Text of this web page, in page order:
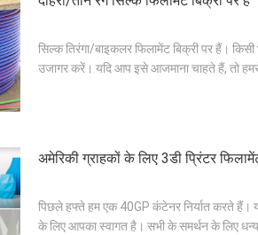
सिल्क तिरंगा/बाइकलर फिलामेंट बिक्री पर हैं।
उजागर करें। यदि आप इसे आजमाना चाहते हैं, तो
अमेरिकी ग्राहकों के लिए 3डी प्रिंटर
पिछले हफ्ते हम एक 40GP कंटेनर निर्यात करते हैं।
के लिए आपका स्वागत है। सभी के समर्थन के लिए